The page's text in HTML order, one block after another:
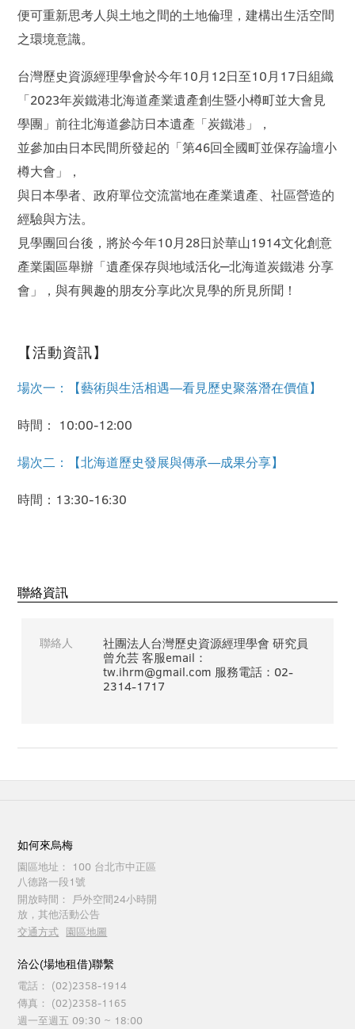
便可重新思考人與土地之間的土地倫理，建構出生活空間
之環境意識。
台灣歷史資源經理學會於今年10月12日至10月17日組織
「2023年炭鐵港北海道產業遺產創生暨小樽町並大會見
學團」前往北海道參訪日本遺產「炭鐵港」，
並參加由日本民間所發起的「第46回全國町並保存論壇小
樽大會」，
與日本學者、政府單位交流當地在產業遺產、社區營造的
經驗與方法。
見學團回台後，將於今年10月28日於華山1914文化創意
產業園區舉辦「遺產保存與地域活化─北海道炭鐵港 分享
會」，與有興趣的朋友分享此次見學的所見所聞！
【活動資訊】
場次一：【藝術與生活相遇—看見歷史聚落潛在價值】
時間： 10:00-12:00
場次二：【北海道歷史發展與傳承—成果分享】
時間：13:30-16:30
聯絡資訊
聯絡人
社團法人台灣歷史資源經理學會 研究員
曾允芸 客服email：
tw.ihrm@gmail.com 服務電話：02-
2314-1717
如何來烏梅
園區地址：
100 台北市中正區
八德路一段1號
開放時間：
戶外空間24小時開
放，其他活動公告
交通方式 園區地圖
洽公(場地租借)聯繫
電話：
(02)2358-1914
傳真：
(02)2358-1165
週一至週五 09:30 ~ 18:00